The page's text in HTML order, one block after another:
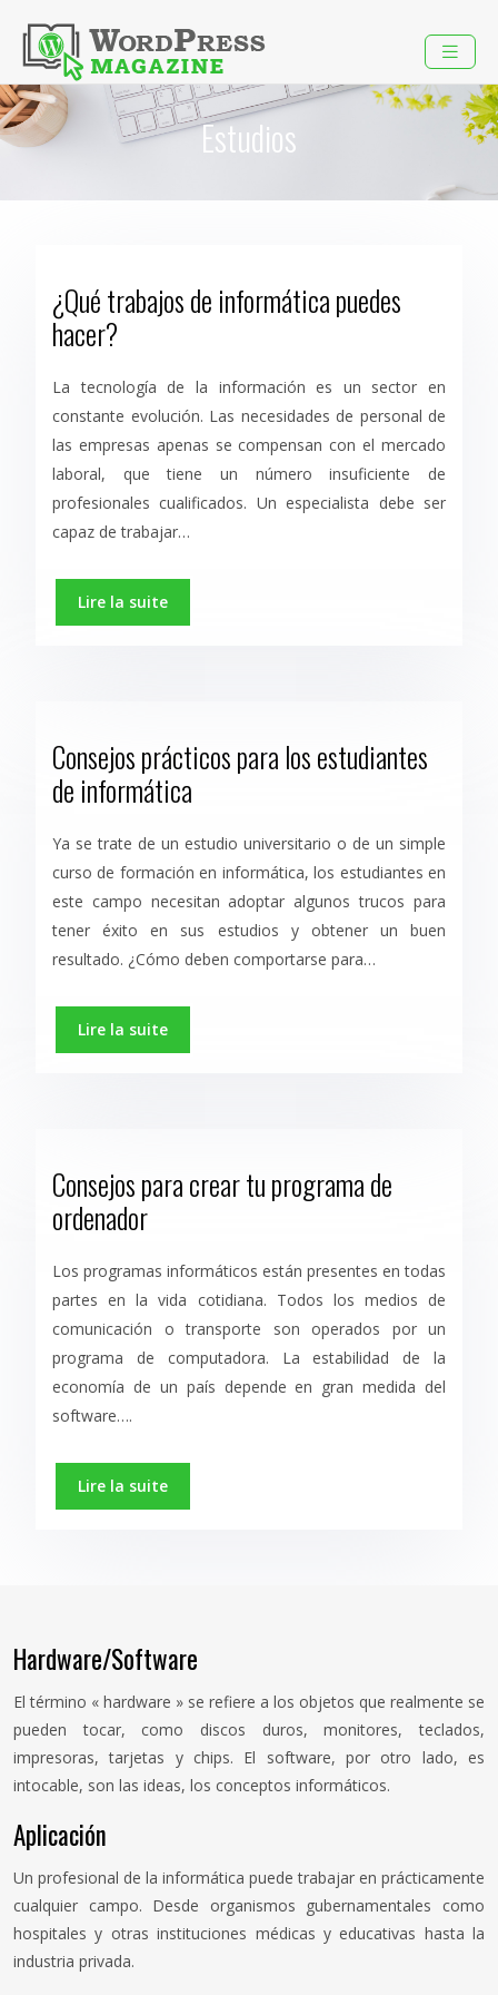
Estudios
¿Qué trabajos de informática puedes
hacer?
La tecnología de la información es un sector en
constante evolución. Las necesidades de personal de
las empresas apenas se compensan con el mercado
laboral, que tiene un número insuficiente de
profesionales cualificados. Un especialista debe ser
capaz de trabajar…
Lire la suite
Consejos prácticos para los estudiantes
de informática
Ya se trate de un estudio universitario o de un simple
curso de formación en informática, los estudiantes en
este campo necesitan adoptar algunos trucos para
tener éxito en sus estudios y obtener un buen
resultado. ¿Cómo deben comportarse para…
Lire la suite
Consejos para crear tu programa de
ordenador
Los programas informáticos están presentes en todas
partes en la vida cotidiana. Todos los medios de
comunicación o transporte son operados por un
programa de computadora. La estabilidad de la
economía de un país depende en gran medida del
software….
Lire la suite
Hardware/Software
El término « hardware » se refiere a los objetos que realmente se
pueden tocar, como discos duros, monitores, teclados,
impresoras, tarjetas y chips. El software, por otro lado, es
intocable, son las ideas, los conceptos informáticos.
Aplicación
Un profesional de la informática puede trabajar en prácticamente
cualquier campo. Desde organismos gubernamentales como
hospitales y otras instituciones médicas y educativas hasta la
industria privada.